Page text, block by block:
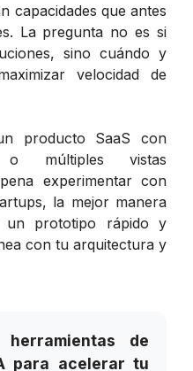
capacidades que antes
La pregunta no es si
sino cuándo y
velocidad de
producto SaaS con
o múltiples vistas
experimentar con
la mejor manera
un prototipo rápido y
con tu arquitectura y
herramientas de
para acelerar tu